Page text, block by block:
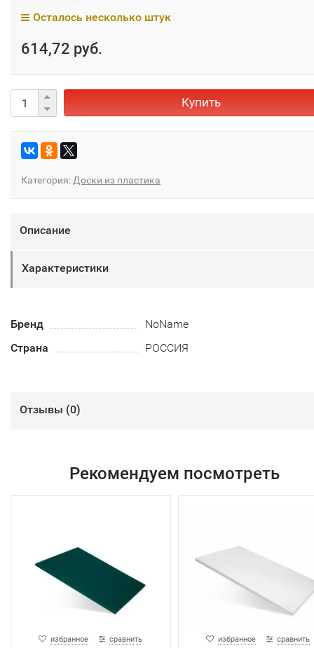
Осталось несколько штук
614,72 руб.
Купить
Категория: Доски из пластика
Описание
Характеристики
Бренд
NoName
Страна
РОССИЯ
Отзывы (0)
Рекомендуем посмотреть
избранное сравнить избранное сравнить